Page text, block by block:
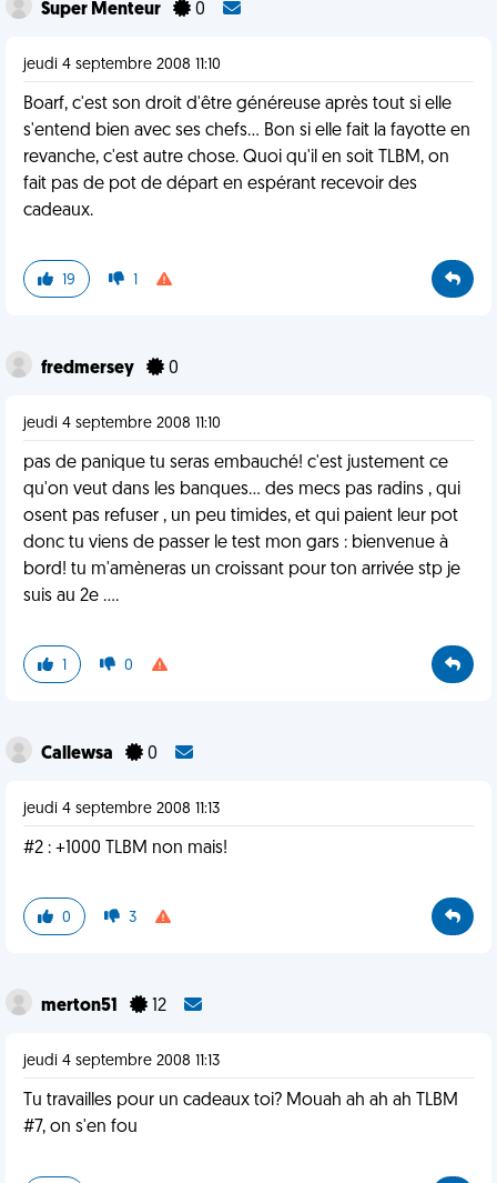
Super Menteur 0
jeudi 4 septembre 2008 11:10
Boarf, c'est son droit d'être généreuse après tout si elle
s'entend bien avec ses chefs... Bon si elle fait la fayotte en
revanche, c'est autre chose. Quoi qu'il en soit TLBM, on
fait pas de pot de départ en espérant recevoir des
cadeaux.
19 1
fredmersey 0
jeudi 4 septembre 2008 11:10
pas de panique tu seras embauché! c'est justement ce
qu'on veut dans les banques... des mecs pas radins , qui
osent pas refuser , un peu timides, et qui paient leur pot
donc tu viens de passer le test mon gars : bienvenue à
bord! tu m'amèneras un croissant pour ton arrivée stp je
suis au 2e ....
1 0
Callewsa 0
jeudi 4 septembre 2008 11:13
#2 : +1000 TLBM non mais!
0 3
merton51 12
jeudi 4 septembre 2008 11:13
Tu travailles pour un cadeaux toi? Mouah ah ah ah TLBM
#7, on s'en fou